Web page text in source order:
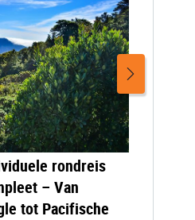
rondreis
– Van
tot Pacifische